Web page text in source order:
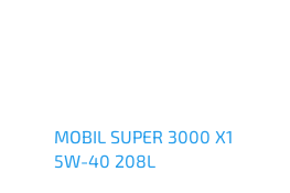
MOBIL SUPER 3000 X1
5W-40 208L